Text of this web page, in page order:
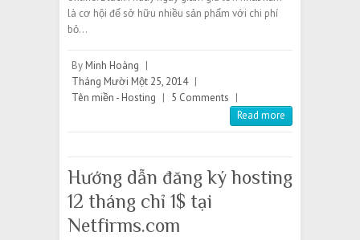
là cơ hội để sở hữu nhiều sản phẩm với chi phí
bỏ…
By Minh Hoàng |
Tháng Mười Một 25, 2014 |
Tên miền - Hosting | 5 Comments |
Read more
Hướng dẫn đăng ký hosting
12 tháng chỉ 1$ tại
Netfirms.com